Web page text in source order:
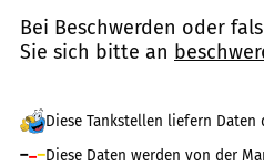
Bei Beschwerden oder
Sie sich bitte an
Diese Tankstellen liefern Daten
Diese Daten werden von der